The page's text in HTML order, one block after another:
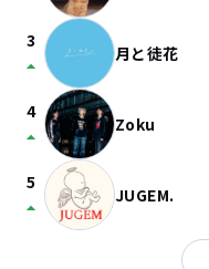
3
arrow_drop_up 月と徒花
4
arrow_drop_up Zoku
5
arrow_drop_up JUGEM.